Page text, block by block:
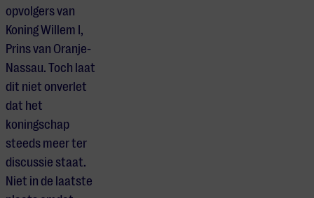
opvolgers van
Koning Willem I,
Prins van Oranje-
Nassau. Toch laat
dit niet onverlet
dat het
koningschap
steeds meer ter
discussie staat.
Niet in de laatste